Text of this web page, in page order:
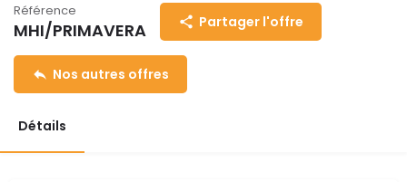
Référence
MHI/PRIMAVERA Partager l'offre
Nos autres offres
Détails